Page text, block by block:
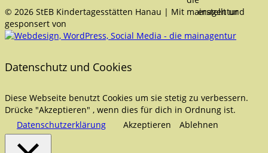
© 2026 StEB Kindertagesstätten Hanau | Mit
erstellt und
gesponsert von
Datenschutz und Cookies
Diese Webseite benutzt Cookies um sie stetig zu verbessern.
Drücke "Akzeptieren" , wenn dies für dich in Ordnung ist.
Datenschutzerklärung
Akzeptieren Ablehnen